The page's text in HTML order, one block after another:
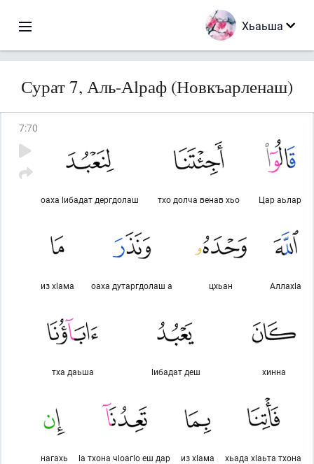
Хьаьша
Сурат 7, Аль-Аlраф (Новкъарленаш)
7:70
Цар аьлар
тхо долча венав хьо
оаха lибадат дергдолаш
Аллахlа
цхьан
оаха дутаргдолаш а
из хlама
хинна
lибадат деш
тха даьша
хьада хlаьта тхона
из хlама
lа тхона чlоагlо еш дар
нагахь